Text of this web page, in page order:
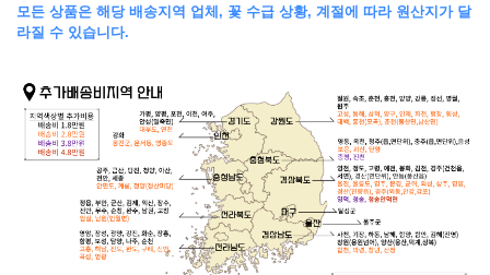
모든 상품은 해당 배송지역 업체, 꽃 수급 상황, 계절에 따라 원산지가 달
라질 수 있습니다.